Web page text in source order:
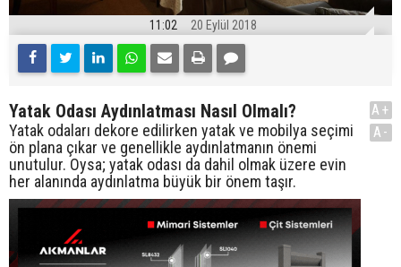
11:02 20 Eylül 2018
Yatak Odası Aydınlatması Nasıl Olmalı?
Yatak odaları dekore edilirken yatak ve mobilya seçimi
ön plana çıkar ve genellikle aydınlatmanın önemi
unutulur. Oysa; yatak odası da dahil olmak üzere evin
her alanında aydınlatma büyük bir önem taşır.
A+
A-